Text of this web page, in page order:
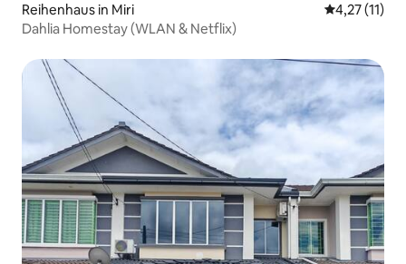
Reihenhaus in Miri
4,27 (11)
Dahlia Homestay (WLAN & Netflix)